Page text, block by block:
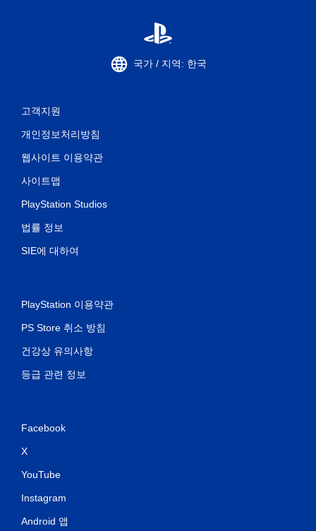
국가 / 지역: 한국
고객지원
개인정보처리방침
웹사이트 이용약관
사이트맵
PlayStation Studios
법률 정보
SIE에 대하여
PlayStation 이용약관
PS Store 취소 방침
건강상 유의사항
등급 관련 정보
Facebook
X
YouTube
Instagram
Android 앱